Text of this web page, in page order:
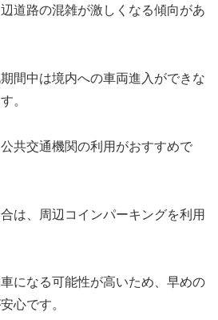
道路の混雑が激しくなる傾向があ
間中は境内への車両進入ができな
。
共交通機関の利用がおすすめで
は、周辺コインパーキングを利用
になる可能性が高いため、早めの
心です。